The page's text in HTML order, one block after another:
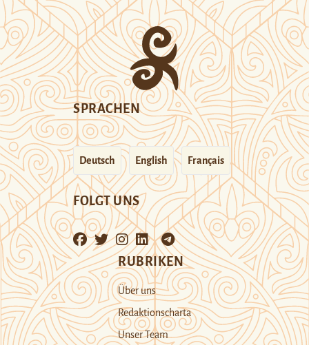
SPRACHEN
Deutsch English Français
FOLGT UNS
RUBRIKEN
Über uns
Redaktionscharta
Unser Team